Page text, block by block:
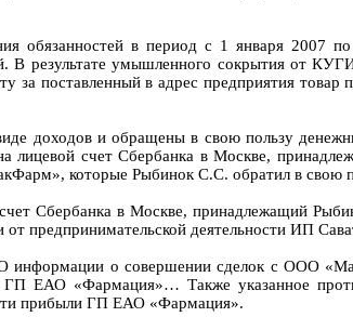
обязанностей в период с 1 января 2007
В результате умышленного сокрытия от
за поставленный в адрес предприятия
доходов и обращены в свою пользу
счет Сбербанка в Москве,
которые Рыбинок С.С. обратил в свою
Сбербанка в Москве, принадлежащий
предпринимательской деятельности ИП
о совершении сделок с ООО
ЕАО «Фармация»… Также указанное
прибыли ГП ЕАО «Фармация».